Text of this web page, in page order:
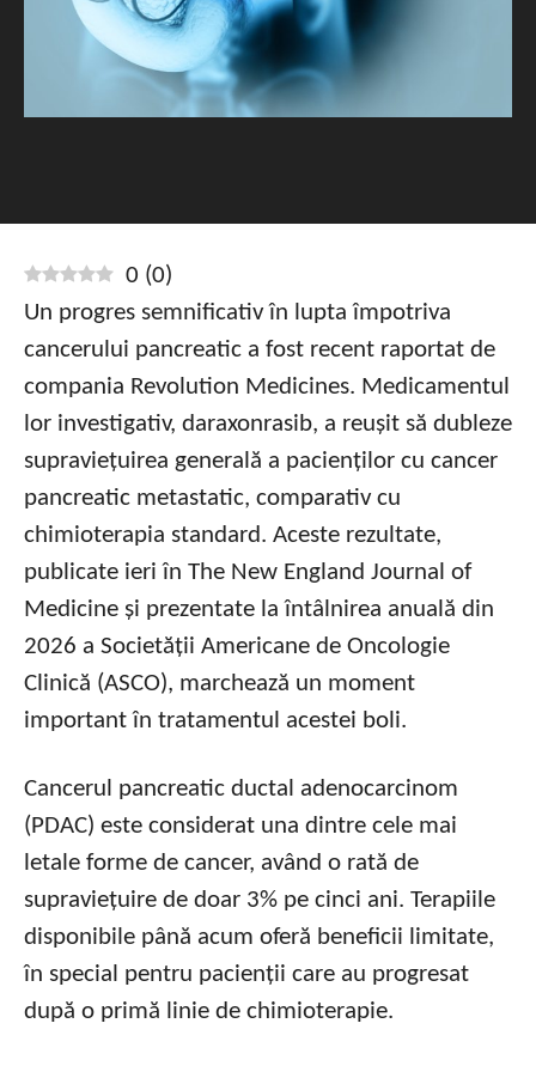
0 (0)
Un progres semnificativ în lupta împotriva
cancerului pancreatic a fost recent raportat de
compania Revolution Medicines. Medicamentul
lor investigativ, daraxonrasib, a reușit să dubleze
supraviețuirea generală a pacienților cu cancer
pancreatic metastatic, comparativ cu
chimioterapia standard. Aceste rezultate,
publicate ieri în The New England Journal of
Medicine și prezentate la întâlnirea anuală din
2026 a Societății Americane de Oncologie
Clinică (ASCO), marchează un moment
important în tratamentul acestei boli.
Cancerul pancreatic ductal adenocarcinom
(PDAC) este considerat una dintre cele mai
letale forme de cancer, având o rată de
supraviețuire de doar 3% pe cinci ani. Terapiile
disponibile până acum oferă beneficii limitate,
în special pentru pacienții care au progresat
după o primă linie de chimioterapie.